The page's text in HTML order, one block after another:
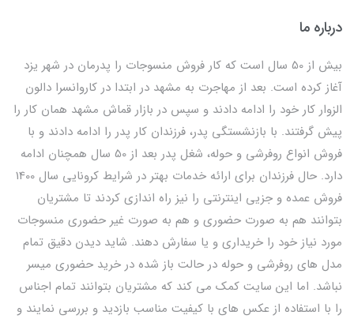
درباره ما
بیش از 50 سال است که کار فروش منسوجات را پدرمان در شهر یزد
آغاز کرده است. بعد از مهاجرت به مشهد در ابتدا در کاروانسرا دالون
الزوار کار خود را ادامه دادند و سپس در بازار قماش مشهد همان کار را
پیش گرفتند. با بازنشستگی پدر، فرزندان کار پدر را ادامه دادند و با
فروش انواع روفرشی و حوله، شغل پدر بعد از 50 سال همچنان ادامه
دارد. حال فرزندان برای ارائه خدمات بهتر در شرایط کرونایی سال 1400
فروش عمده و جزیی اینترنتی را نیز راه اندازی کردند تا مشتریان
بتوانند هم به صورت حضوری و هم به صورت غیر حضوری منسوجات
مورد نیاز خود را خریداری و یا سفارش دهند. شاید دیدن دقیق تمام
مدل های روفرشی و حوله در حالت باز شده در خرید حضوری میسر
نباشد. اما این سایت کمک می کند که مشتریان بتوانند تمام اجناس
را با استفاده از عکس های با کیفیت مناسب بازدید و بررسی نمایند و